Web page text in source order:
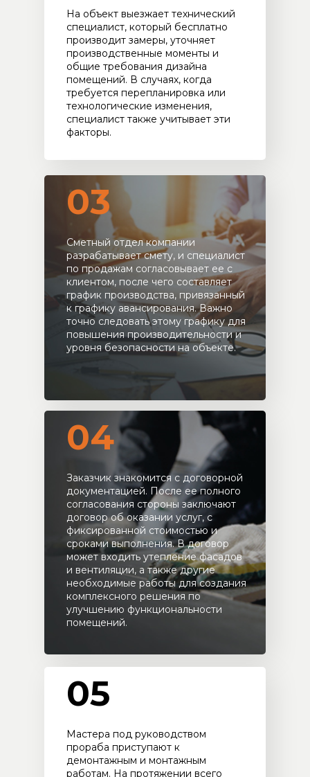
На объект выезжает технический
специалист, который бесплатно
производит замеры, уточняет
производственные моменты и
общие требования дизайна
помещений. В случаях, когда
требуется перепланировка или
технологические изменения,
специалист также учитывает эти
факторы.
Сметный отдел компании
разрабатывает смету, и специалист
по продажам согласовывает ее с
клиентом, после чего составляет
график производства, привязанный
к графику авансирования. Важно
точно следовать этому графику для
повышения производительности и
уровня безопасности на объекте.
03
Заказчик знакомится с договорной
документацией. После ее полного
согласования стороны заключают
договор об оказании услуг, с
фиксированной стоимостью и
сроками выполнения. В договор
может входить утепление фасадов
и вентиляции, а также другие
необходимые работы для создания
комплексного решения по
улучшению функциональности
помещений.
Мастера под руководством
прораба приступают к
демонтажным и монтажным
работам. На протяжении всего
04
05